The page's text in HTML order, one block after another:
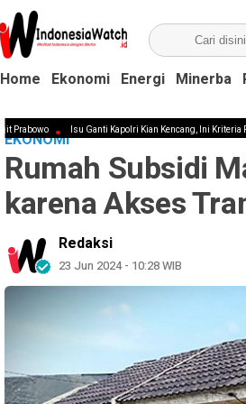
Home Ekonomi Energi Minerba
Home Ekonomi Energi Minerba
Isu Ganti Kapolri Kian Kencang, Ini Kriteria Pengganti
EKONOMI
Rumah Subsidi
karena Akses
Redaksi
23 Jun 2024 - 10:28 WIB